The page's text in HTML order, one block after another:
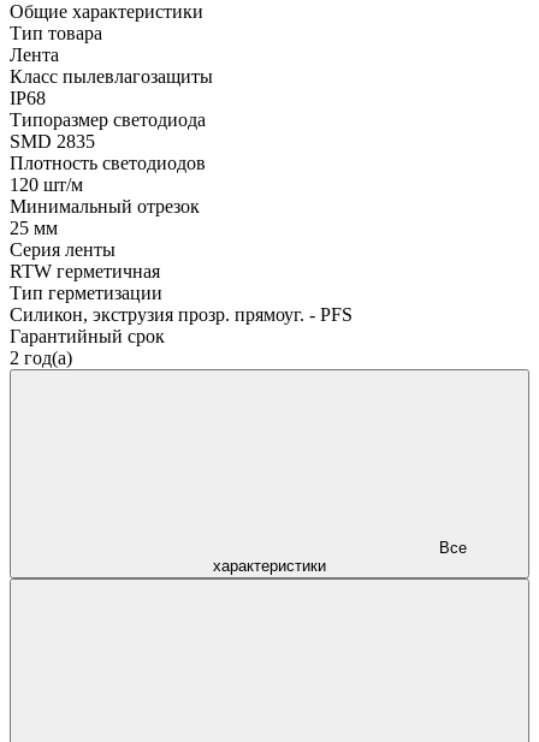
Общие характеристики
Тип товара
Лента
Класс пылевлагозащиты
IP68
Типоразмер светодиода
SMD 2835
Плотность светодиодов
120 шт/м
Минимальный отрезок
25 мм
Серия ленты
RTW герметичная
Тип герметизации
Силикон, экструзия прозр. прямоуг. - PFS
Гарантийный срок
2 год(а)
характеристики